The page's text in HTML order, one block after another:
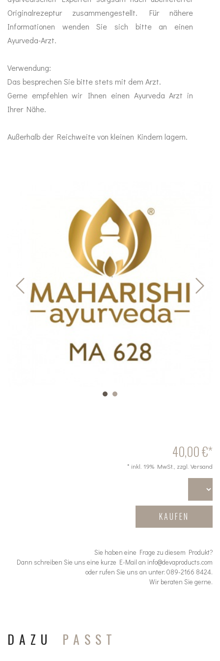
Originalrezeptur zusammengestellt. Für nähere
Informationen wenden Sie sich bitte an einen
Ayurveda-Arzt.
Verwendung:
Das besprechen Sie bitte stets mit dem Arzt.
Gerne empfehlen wir Ihnen einen Ayurveda Arzt in
Ihrer Nähe.
Außerhalb der Reichweite von kleinen Kindern lagern.
40,00 €*
* inkl. 19% MwSt., zzgl. Versand
KAUFEN
Sie haben eine Frage zu diesem Produkt?
Dann schreiben Sie uns eine kurze E-Mail an info@devaproducts.com
oder rufen Sie uns an unter: 089-2166 8424.
Wir beraten Sie gerne.
DAZU PASST
Abwehr stärken
Anti Stress
Mood Balance
Ayurveda
Gewürze
Bücher
Sinn